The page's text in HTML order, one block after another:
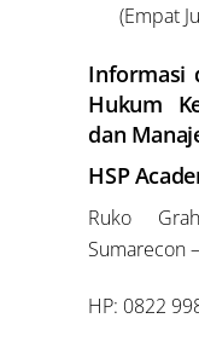
(Empat
Informasi
Hukum
dan
HSP
Ruko
Sumarecon
HP: 0822